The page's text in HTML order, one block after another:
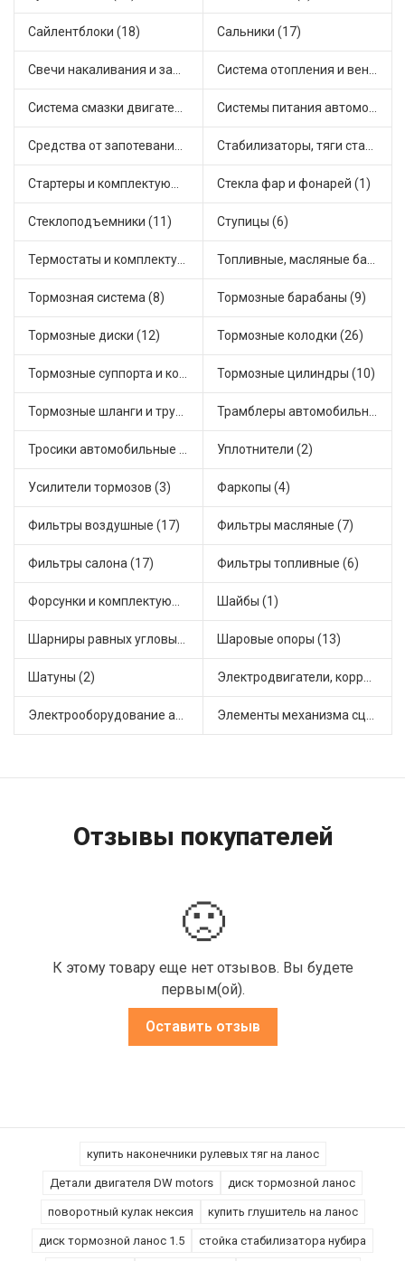
Сайлентблоки (18) Сальники (17)
Свечи накаливания и зажигания (22) Система отопления и вентиляции (20)
Система смазки двигателя (2) Системы питания автомобиля (7)
Средства от запотевания и размораживатели стекла (1) Стабилизаторы, тяги стабилизатора, стойки стабилиз (12)
Стартеры и комплектующие (27) Стекла фар и фонарей (1)
Стеклоподъемники (11) Ступицы (6)
Термостаты и комплектующие системы охлаждения (45) Топливные, масляные баки (1)
Тормозная система (8) Тормозные барабаны (9)
Тормозные диски (12) Тормозные колодки (26)
Тормозные суппорта и комплектующие (8) Тормозные цилиндры (10)
Тормозные шланги и трубки (7) Трамблеры автомобильные (2)
Тросики автомобильные (29) Уплотнители (2)
Усилители тормозов (3) Фаркопы (4)
Фильтры воздушные (17) Фильтры масляные (7)
Фильтры салона (17) Фильтры топливные (6)
Форсунки и комплектующие (5) Шайбы (1)
Шарниры равных угловых скоростей, приводные валы (19) Шаровые опоры (13)
Шатуны (2) Электродвигатели, корректоры и приводы автомобильн (24)
Электрооборудование автомобилей (8) Элементы механизма сцепления (37)
Отзывы покупателей
🙁
К этому товару еще нет отзывов. Вы будете
первым(ой).
Оставить отзыв
купить наконечники рулевых тяг на ланос
Детали двигателя DW motors диск тормозной ланос
поворотный кулак нексия купить глушитель на ланос
диск тормозной ланос 1.5 стойка стабилизатора нубира